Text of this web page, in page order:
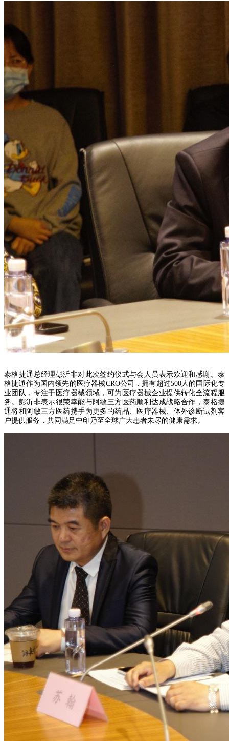
泰格捷通总经理彭沂非对此次签约仪式与会人员表示欢迎和感谢。泰
格捷通作为国内领先的医疗器械CRO公司，拥有超过500人的国际化专
业团队，专注于医疗器械领域，可为医疗器械企业提供转化全流程服
务。彭沂非表示很荣幸能与阿敏三方医药顺利达成战略合作，泰格捷
通将和阿敏三方医药携手为更多的药品、医疗器械、体外诊断试剂客
户提供服务，共同满足中印乃至全球广大患者未尽的健康需求。